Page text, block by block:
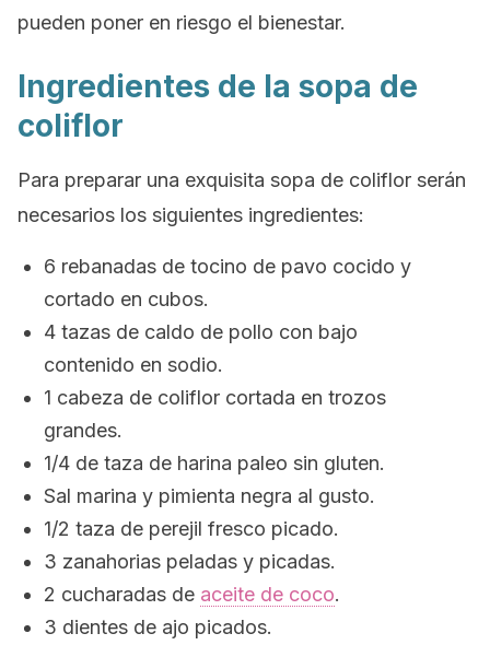
pueden poner en riesgo el bienestar.
Ingredientes de la sopa de
coliflor
Para preparar una exquisita sopa de coliflor serán
necesarios los siguientes ingredientes:
6 rebanadas de tocino de pavo cocido y
cortado en cubos.
4 tazas de caldo de pollo con bajo
contenido en sodio.
1 cabeza de coliflor cortada en trozos
grandes.
1/4 de taza de harina paleo sin gluten.
Sal marina y pimienta negra al gusto.
1/2 taza de perejil fresco picado.
3 zanahorias peladas y picadas.
2 cucharadas de aceite de coco.
3 dientes de ajo picados.